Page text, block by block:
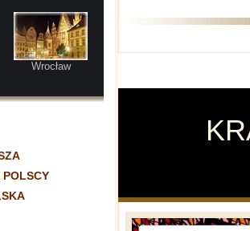
Wrocław
POLSCY